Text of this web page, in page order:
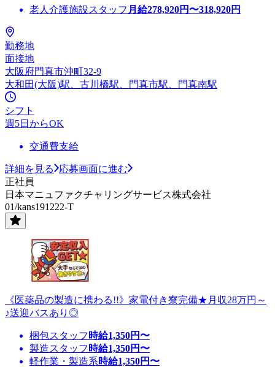
老人介護施設スタッフ 月給278,920円〜318,920円
勤務地
面接地
大阪府門真市沖町32-9
大和田(大阪)駅、古川橋駅、門真市駅、門真南駅
シフト
週5日からOK
交通費支給
詳細を見る
応募画面に進む
正社員
日本マニュファクチャリングサービス株式会社
01/kans191222-T
《医薬品の製造に携わる!!》家電付き寮完備★月収28万円～
♪送迎バスあり◎
梱包スタッフ 時給1,350円〜
製造スタッフ 時給1,350円〜
軽作業・製造系時給1,350円〜